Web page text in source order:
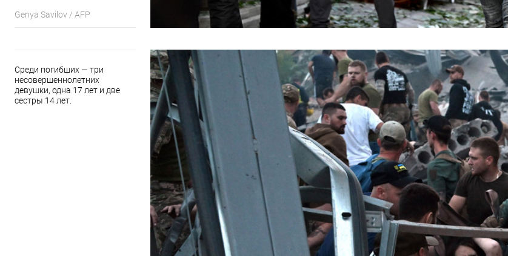
Genya Savilov / AFP
Среди погибших — три
несовершеннолетних
девушки, одна 17 лет и две
сестры 14 лет.